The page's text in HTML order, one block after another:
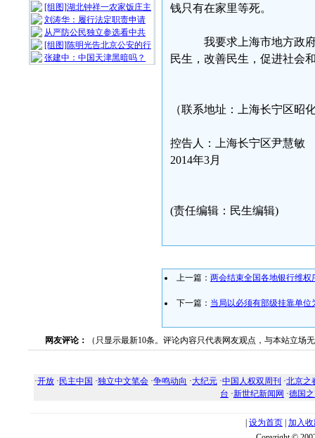
[组图]湖北钟祥一农家饭庄主
刘涛华：履行法定职责申请
从严防公民独立参选看中共
[组图]陈明光告北京公安的行
张建中：中国天津黑暗吗？
钱只有在家里等死。
我要求上海市地方政府遵
民生，改善民生，促进社会
（联系地址：上海长宁区昭
控告人：上海长宁区尹慧敏
2014年3月
(责任编辑：民生编辑)
上一篇： 两会结束全国各地银行维权
下一篇： 当局以必须有部级挂靠单
网友评论： （只显示最新10条。评论内容只代表网友观点，与本站立场
·开放 · 民主中国 ·独立中文笔会 ·争鸣动向 ·大纪元 ·中国人权双周刊 ·北京之
台 ·新世纪新闻网 ·德国
设为首页 加入